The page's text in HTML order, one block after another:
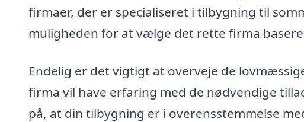
firmaer, der er specialiseret i tilbygning til
muligheden for at vælge det rette firma
Endelig er det vigtigt at overveje de
firma vil have erfaring med de nødvendige
på, at din tilbygning er i overensstemmelse